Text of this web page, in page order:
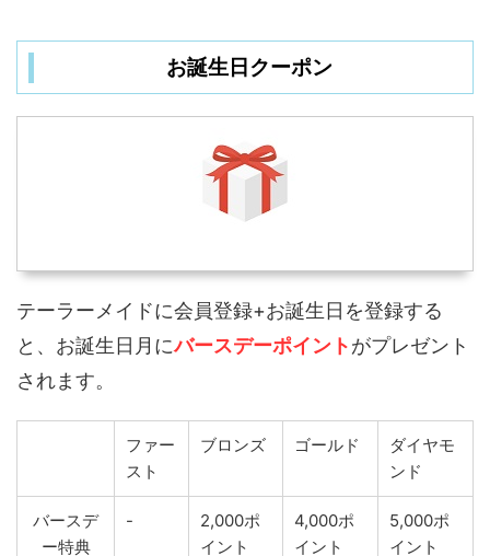
お誕生日クーポン
テーラーメイドに会員登録+お誕生日を登録する
と、お誕生日月にバースデーポイントがプレゼント
されます。
ファー
スト
ブロンズ ゴールド
ダイヤモ
ンド
バースデ
ー特典
-
2,000ポ
イント
4,000ポ
イント
5,000ポ
イント